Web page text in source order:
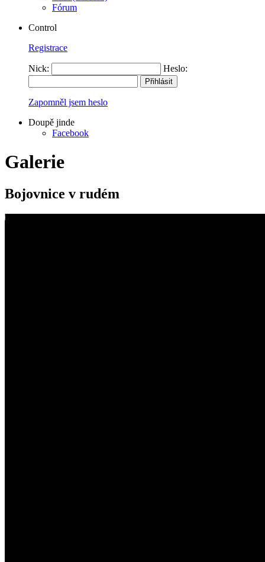
Fórum
Control
Registrace
Nick: Heslo:
Zapomněl jsem heslo
Doupě jinde
Facebook
Galerie
Bojovnice v rudém